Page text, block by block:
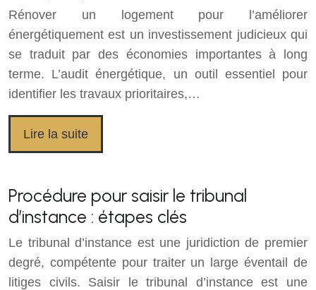
Rénover un logement pour l’améliorer
énergétiquement est un investissement judicieux qui
se traduit par des économies importantes à long
terme. L’audit énergétique, un outil essentiel pour
identifier les travaux prioritaires,…
Lire la suite
Procédure pour saisir le tribunal
d’instance : étapes clés
Le tribunal d’instance est une juridiction de premier
degré, compétente pour traiter un large éventail de
litiges civils. Saisir le tribunal d’instance est une